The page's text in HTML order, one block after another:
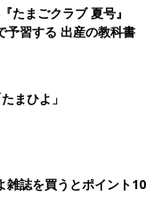
たまごクラブ 夏号』
予習する 出産の教科書
まひよ」
雑誌を買うとポイント10